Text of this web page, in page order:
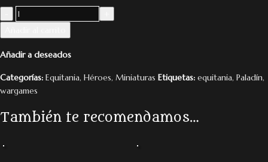
Añadir a deseados
Categorías: Equitania, Héroes, Miniaturas Etiquetas: equitania, Paladín,
wargames
También te recomendamos…